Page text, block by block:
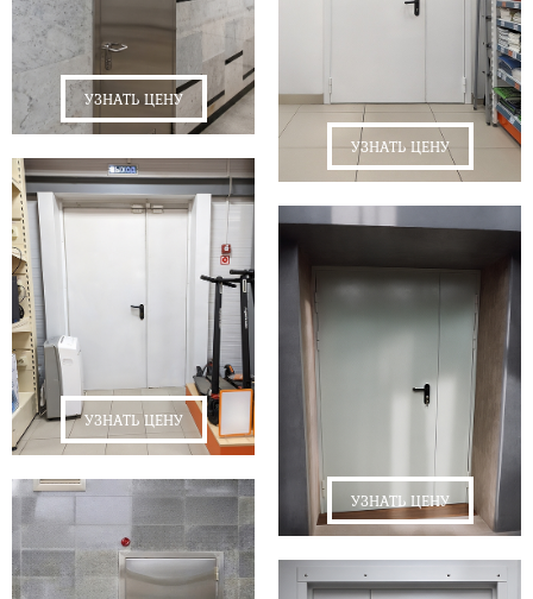
УЗНАТЬ ЦЕНУ
УЗНАТЬ ЦЕНУ
УЗНАТЬ ЦЕНУ
УЗНАТЬ ЦЕНУ